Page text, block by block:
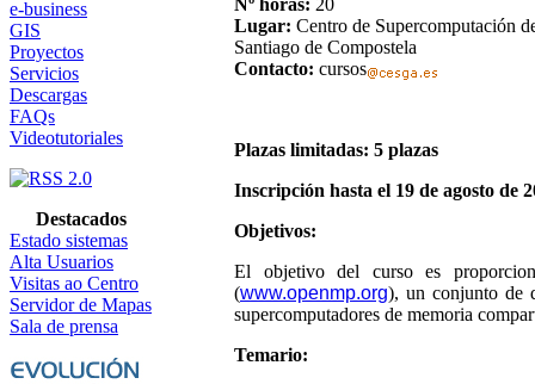
e-business
GIS
Proyectos
Servicios
Descargas
FAQs
Videotutoriales
Destacados
Estado sistemas
Alta Usuarios
Visitas ao Centro
Servidor de Mapas
Sala de prensa
Nº horas: 20
Lugar: Centro de Supercomputación
Santiago de Compostela
Contacto: cursos
Plazas limitadas: 5 plazas
Inscripción hasta el 19 de agosto de
Objetivos:
El objetivo del curso es
(www.openmp.org), un conjunto de
supercomputadores de memoria
Temario: